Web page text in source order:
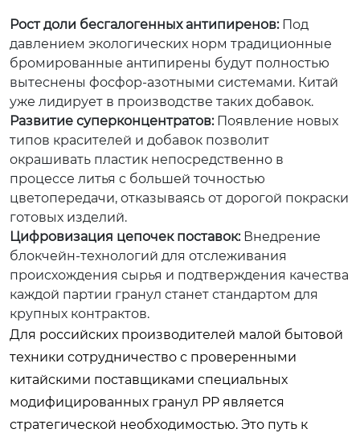
Рост доли бесгалогенных антипиренов:Под
давлением экологических норм традиционные
бромированные антипирены будут полностью
вытеснены фосфор-азотными системами. Китай
уже лидирует в производстве таких добавок.
Развитие суперконцентратов:Появление новых
типов красителей и добавок позволит
окрашивать пластик непосредственно в
процессе литья с большей точностью
цветопередачи, отказываясь от дорогой покраски
готовых изделий.
Цифровизация цепочек поставок:Внедрение
блокчейн-технологий для отслеживания
происхождения сырья и подтверждения качества
каждой партии гранул станет стандартом для
крупных контрактов.
Для российских производителей малой бытовой
техники сотрудничество с проверенными
китайскими поставщиками специальных
модифицированных гранул PP является
стратегической необходимостью. Это путь к